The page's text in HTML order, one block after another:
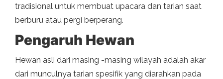
tradisional untuk membuat upacara dan tarian saat
berburu atau pergi berperang.
Pengaruh Hewan
Hewan asli dari masing -masing wilayah adalah akar
dari munculnya tarian spesifik yang diarahkan pada